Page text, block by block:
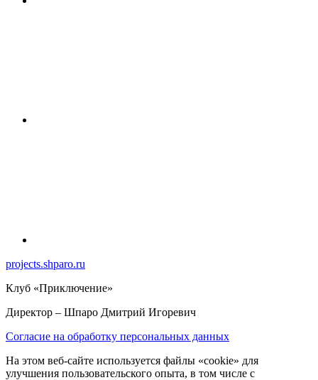
projects.shparo.ru
Клуб «Приключение»
Директор – Шпаро Дмитрий Игоревич
Согласие на обработку персональных данных
На этом веб-сайте используется файлы «cookie» для
улучшения пользовательского опыта, в том числе с